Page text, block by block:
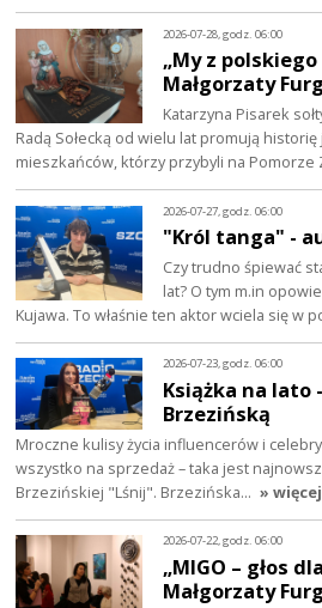
2026-07-28, godz. 06:00
„My z
Małgorzaty
Katarzyna Pisarek
Radą Sołecką od wielu lat promują
mieszkańców, którzy przybyli na Pomorze
2026-07-27, godz. 06:00
"Król tanga" -
Czy trudno śpiewać
lat? O tym m.in
Kujawa. To właśnie ten aktor wciela się w
2026-07-23, godz. 06:00
Książka na lato
Brzezińską
Mroczne kulisy życia influencerów i
wszystko na sprzedaż – taka jest
Brzezińskiej "Lśnij". Brzezińska… » więcej
2026-07-22, godz. 06:00
„MIGO – głos
Małgorzaty